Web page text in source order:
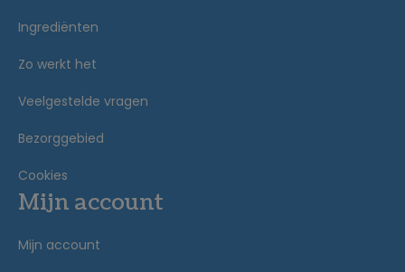
Ingrediënten
Zo werkt het
Veelgestelde vragen
Bezorggebied
Cookies
Mijn account
Mijn account